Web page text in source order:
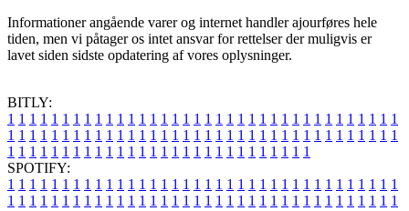
Informationer angående varer og internet handler ajourføres hele
tiden, men vi påtager os intet ansvar for rettelser der muligvis er
lavet siden sidste opdatering af vores oplysninger.
BITLY:
1 1 1 1 1 1 1 1 1 1 1 1 1 1 1 1 1 1 1 1 1 1 1 1 1 1 1 1 1 1 1 1 1 1 1 1
1 1 1 1 1 1 1 1 1 1 1 1 1 1 1 1 1 1 1 1 1 1 1 1 1 1 1 1 1 1 1 1 1 1 1 1
1 1 1 1 1 1 1 1 1 1 1 1 1 1 1 1 1 1 1 1 1 1 1 1 1 1 1 1
SPOTIFY:
1 1 1 1 1 1 1 1 1 1 1 1 1 1 1 1 1 1 1 1 1 1 1 1 1 1 1 1 1 1 1 1 1 1 1 1
1 1 1 1 1 1 1 1 1 1 1 1 1 1 1 1 1 1 1 1 1 1 1 1 1 1 1 1 1 1 1 1 1 1 1 1